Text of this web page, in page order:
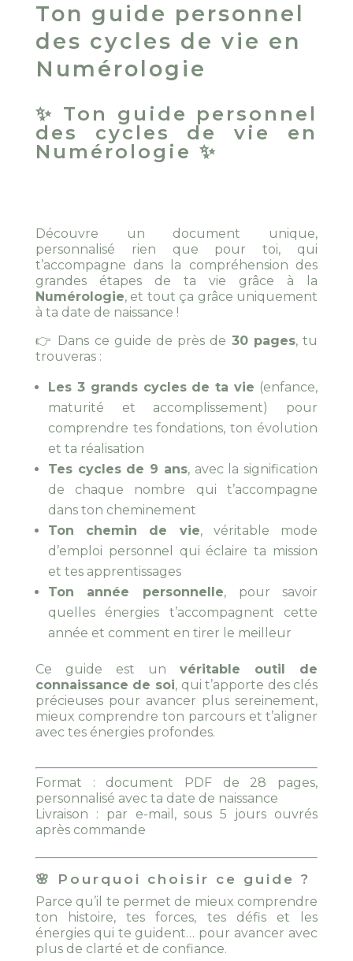
Ton guide personnel
des cycles de vie en
Numérologie
✨ Ton guide personnel
des cycles de vie en
Numérologie ✨
Découvre un document unique,
personnalisé rien que pour toi, qui
t’accompagne dans la compréhension des
grandes étapes de ta vie grâce à la
Numérologie, et tout ça grâce uniquement
à ta date de naissance !
👉 Dans ce guide de près de 30 pages, tu
trouveras :
Les 3 grands cycles de ta vie (enfance,
maturité et accomplissement) pour
comprendre tes fondations, ton évolution
et ta réalisation
Tes cycles de 9 ans, avec la signification
de chaque nombre qui t’accompagne
dans ton cheminement
Ton chemin de vie, véritable mode
d’emploi personnel qui éclaire ta mission
et tes apprentissages
Ton année personnelle, pour savoir
quelles énergies t’accompagnent cette
année et comment en tirer le meilleur
Ce guide est unvéritable outil de
connaissance de soi, qui t’apporte des clés
précieuses pour avancer plus sereinement,
mieux comprendre ton parcours et t’aligner
avec tes énergies profondes.
Format : document PDF de 28 pages,
personnalisé avec ta date de naissance
Livraison : par e-mail, sous 5 jours ouvrés
après commande
🌸 Pourquoi choisir ce guide ?
Parce qu’il te permet de mieux comprendre
ton histoire, tes forces, tes défis et les
énergies qui te guident… pour avancer avec
plus de clarté et de confiance.